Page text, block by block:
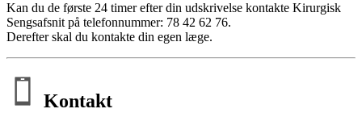
Kan du de første 24 timer efter din udskrivelse kontakte Kirurgisk
Sengsafsnit på telefonnummer: 78 42 62 76.
Derefter skal du kontakte din egen læge.
Kontakt